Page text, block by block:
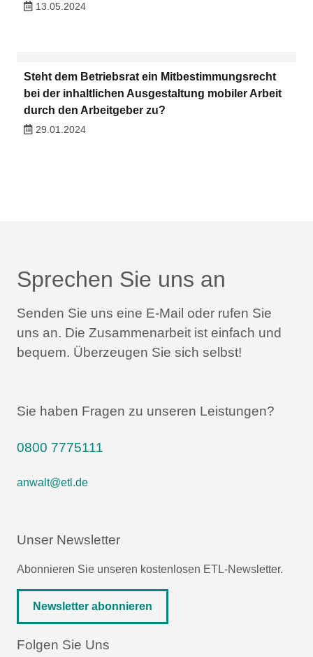
13.05.2024
Steht dem Betriebsrat ein Mitbestimmungsrecht
bei der inhaltlichen Ausgestaltung mobiler Arbeit
durch den Arbeitgeber zu?
29.01.2024
Sprechen Sie uns an
Senden Sie uns eine E-Mail oder rufen Sie
uns an. Die Zusammenarbeit ist einfach und
bequem. Überzeugen Sie sich selbst!
Sie haben Fragen zu unseren Leistungen?
0800 7775111
anwalt@etl.de
Unser Newsletter
Abonnieren Sie unseren kostenlosen ETL-Newsletter.
Newsletter abonnieren
Folgen Sie Uns